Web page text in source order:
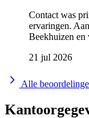
Contact was
ervaringen.
Beekhuizen en
21 jul 2026
Alle